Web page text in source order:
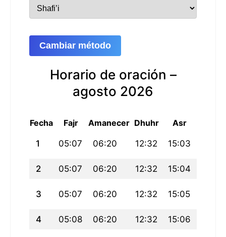
Cambiar método
Horario de oración –
agosto 2026
Fecha Fajr Amanecer Dhuhr Asr
1 05:07 06:20 12:32 15:03
2 05:07 06:20 12:32 15:04
3 05:07 06:20 12:32 15:05
4 05:08 06:20 12:32 15:06